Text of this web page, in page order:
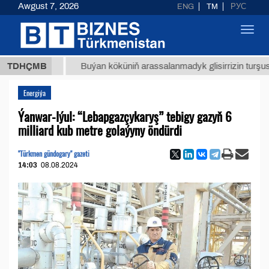
TDHÇMB Buýan köküniň arassalanmadyk glisirrizin turşusy (t.)
Energiýa
Ýanwar-Iýul: “Lebapgazçykaryş” tebigy gazyň 6
milliard kub metre golaýyny öndürdi
"Türkmen gündogary" gazeti
14:03 08.08.2024
Awgust 7, 2026 ENG TM РУС